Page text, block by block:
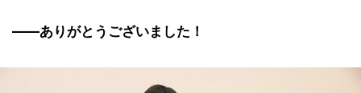
――ありがとうございました！